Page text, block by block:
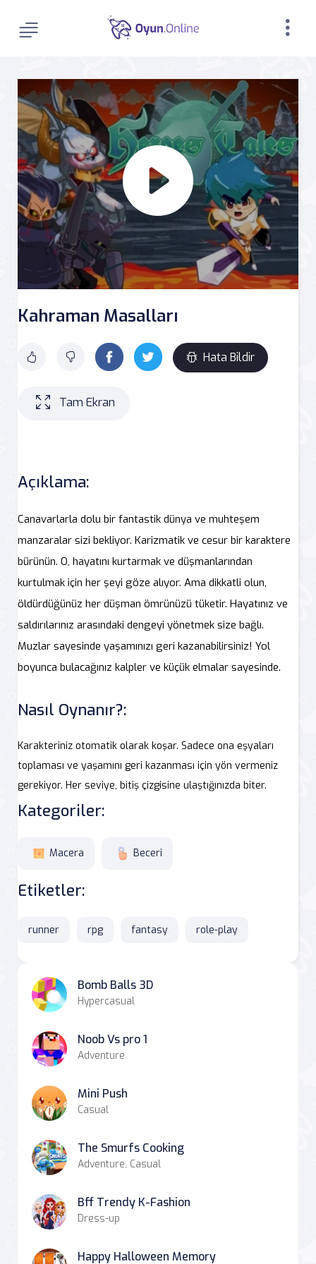
Kahraman Masalları
Hata Bildir
Tam Ekran
Açıklama:
Canavarlarla dolu bir fantastik dünya ve muhteşem
manzaralar sizi bekliyor. Karizmatik ve cesur bir karaktere
bürünün. O, hayatını kurtarmak ve düşmanlarından
kurtulmak için her şeyi göze alıyor. Ama dikkatli olun,
öldürdüğünüz her düşman ömrünüzü tüketir. Hayatınız ve
saldırılarınız arasındaki dengeyi yönetmek size bağlı.
Muzlar sayesinde yaşamınızı geri kazanabilirsiniz! Yol
boyunca bulacağınız kalpler ve küçük elmalar sayesinde.
Nasıl Oynanır?:
Karakteriniz otomatik olarak koşar. Sadece ona eşyaları
toplaması ve yaşamını geri kazanması için yön vermeniz
gerekiyor. Her seviye, bitiş çizgisine ulaştığınızda biter.
Kategoriler:
Macera Beceri
Etiketler:
runner rpg fantasy role-play
Bomb Balls 3D
Hypercasual
Noob Vs pro 1
Adventure
Mini Push
Casual
The Smurfs Cooking
Adventure, Casual
Bff Trendy K-Fashion
Dress-up
Happy Halloween Memory